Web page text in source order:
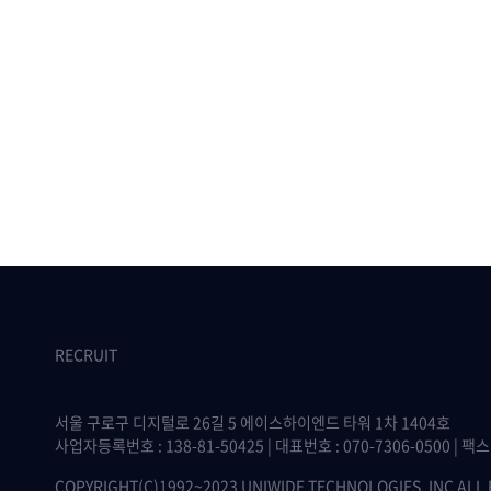
RECRUIT
서울 구로구 디지털로 26길 5 에이스하이엔드 타워 1차 1404호
사업자등록번호 : 138-81-50425 | 대표번호 : 070-7306-0500 | 팩
COPYRIGHT(C)1992~2023 UNIWIDE TECHNOLOGIES, INC ALL